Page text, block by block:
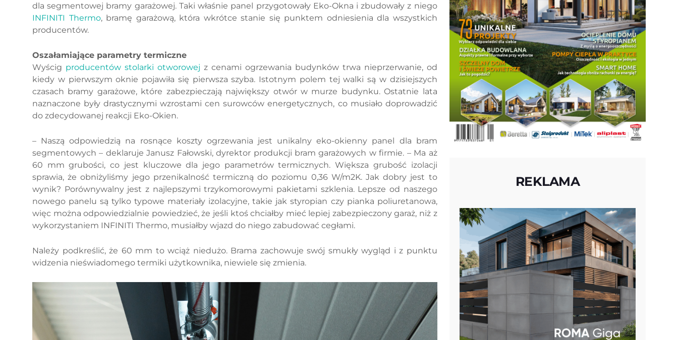
dla segmentowej bramy garażowej. Taki właśnie panel przygotowały Eko-Okna i zbudowały z niego
INFINITI Thermo, bramę garażową, która wkrótce stanie się punktem odniesienia dla wszystkich
producentów.
Oszałamiające parametry termiczne
Wyścig producentów stolarki otworowej z cenami ogrzewania budynków trwa nieprzerwanie, od
kiedy w pierwszym oknie pojawiła się pierwsza szyba. Istotnym polem tej walki są w dzisiejszych
czasach bramy garażowe, które zabezpieczają największy otwór w murze budynku. Ostatnie lata
naznaczone były drastycznymi wzrostami cen surowców energetycznych, co musiało doprowadzić
do zdecydowanej reakcji Eko-Okien.
– Naszą odpowiedzią na rosnące koszty ogrzewania jest unikalny eko-okienny panel dla bram
segmentowych – deklaruje Janusz Fałowski, dyrektor produkcji bram garażowych w firmie. – Ma aż
60 mm grubości, co jest kluczowe dla jego parametrów termicznych. Większa grubość izolacji
sprawia, że obniżyliśmy jego przenikalność termiczną do poziomu 0,36 W/m2K. Jak dobry jest to
wynik? Porównywalny jest z najlepszymi trzykomorowymi pakietami szklenia. Lepsze od naszego
nowego panelu są tylko typowe materiały izolacyjne, takie jak styropian czy pianka poliuretanowa,
więc można odpowiedzialnie powiedzieć, że jeśli ktoś chciałby mieć lepiej zabezpieczony garaż, niż z
wykorzystaniem INFINITI Thermo, musiałby wjazd do niego zabudować cegłami.
Należy podkreślić, że 60 mm to wciąż niedużo. Brama zachowuje swój smukły wygląd i z punktu
widzenia nieświadomego termiki użytkownika, niewiele się zmienia.
REKLAMA